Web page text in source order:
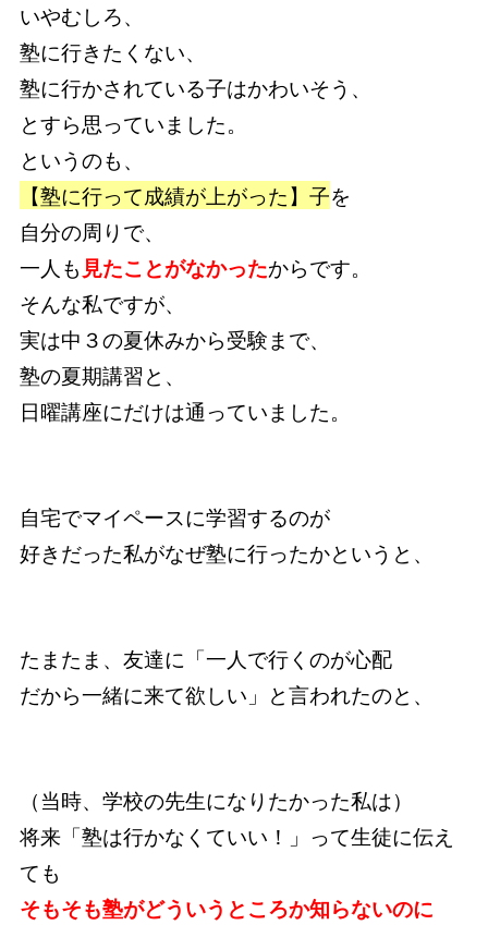
いやむしろ、
塾に行きたくない、
塾に行かされている子はかわいそう、
とすら思っていました。
というのも、
【塾に行って成績が上がった】子を
自分の周りで、
一人も 見たことがなかったからです。
そんな私ですが、
実は中３の夏休みから受験まで、
塾の夏期講習と、
日曜講座にだけは通っていました。
自宅でマイペースに学習するのが
好きだった私がなぜ塾に行ったかというと、
たまたま、友達に「一人で行くのが心配
だから一緒に来て欲しい」と言われたのと、
（当時、学校の先生になりたかった私は）
将来「塾は行かなくていい！」って生徒に伝え
ても
そもそも塾がどういうところか知らないのに